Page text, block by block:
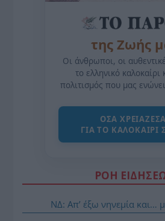
της Ζωής
Οι άνθρωποι, οι
το ελληνικό καλοκαίρι
πολιτισμός που μας
ΌΣΑ
ΓΙΑ ΤΟ ΚΑΛΟΚΑΊΡΙ
ΡΟΗ
ΝΔ: Απ’ έξω νηνεμία και…